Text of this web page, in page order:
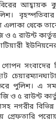
আহ্বায়ক
এলাকা থেকে
৫ রাউন্ট
সংবাদের
পুলিশ। এ
ও ৫ রাউন্ট
নগরীর
গ্রেফতারি